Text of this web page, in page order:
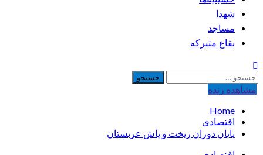
شهدا
مساجد
بقاع متبرکه
جستجو
برای:
مشاهده‌ زنده
Home
اقتصادی
پایان دوران ریخت و پاش عربستان